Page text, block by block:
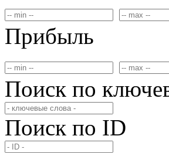
Прибыль
Поиск по
Поиск по ID